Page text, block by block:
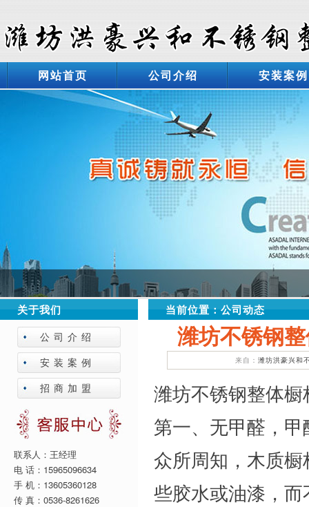
网站首页 公司介绍 安装案例
关于我们
公司介绍
安装案例
招商加盟
联系人：王经理
电 话：15965096634
手 机：13605360128
传 真：0536-8261626
当前位置：公司动态
潍坊不锈钢
来自： 潍坊洪豪兴和
潍坊不锈钢整体橱
第一、无甲醛，
众所周知，木质
些胶水或油漆，